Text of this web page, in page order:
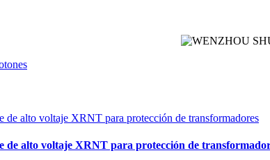
de alto voltaje XRNT para protección de